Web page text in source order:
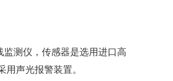
测仪，传感器是选用进口高
声光报警装置。